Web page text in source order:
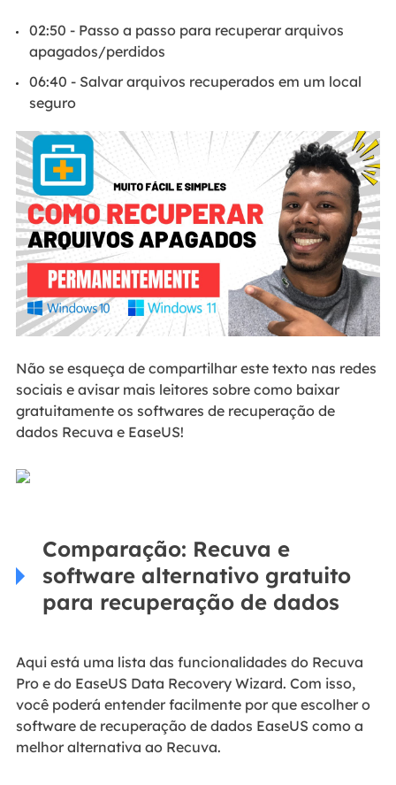
02:50 - Passo a passo para recuperar arquivos
apagados/perdidos
06:40 - Salvar arquivos recuperados em um local
seguro
Não se esqueça de compartilhar este texto nas redes
sociais e avisar mais leitores sobre como baixar
gratuitamente os softwares de recuperação de
dados Recuva e EaseUS!
Comparação: Recuva e
software alternativo gratuito
para recuperação de dados
Aqui está uma lista das funcionalidades do Recuva
Pro e do EaseUS Data Recovery Wizard. Com isso,
você poderá entender facilmente por que escolher o
software de recuperação de dados EaseUS como a
melhor alternativa ao Recuva.